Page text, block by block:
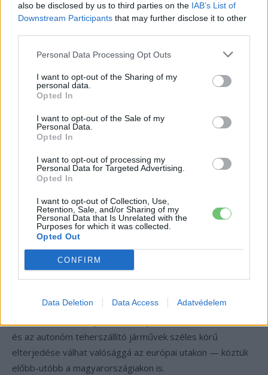
also be disclosed by us to third parties on the IAB’s List of
Downstream Participants that may further disclose it to other
Personal Data Processing Opt Outs
I want to opt-out of the Sharing of my
personal data.
Opted In
I want to opt-out of the Sale of my
Personal Data.
Opted In
I want to opt-out of processing my
Personal Data for Targeted Advertising.
Opted In
I want to opt-out of Collection, Use,
Retention, Sale, and/or Sharing of my
Personal Data that Is Unrelated with the
Purposes for which it was collected.
Opted Out
CONFIRM
Data Deletion Data Access Adatvédelem
összehangolt eljárásokra és az engedélyezések kölcsönös
elismerésére van szükség. Megfogalmazása szerint
hogy az autonóm vezetés területén különálló szabályozási
szigetek alakuljanak ki — épp ez a széttagoltság az, ami a
kontinenst hátrányba hozta az elmúlt években.
Verseny az Egyesült Államokkal és
Kínával
Mindezzel együtt a luxemburgi nyilatkozat reális esélyt ad
arra, hogy Európa végre felvegye a versenyt az Egyesült
Államokkal és Kínával az önvezető technológiák
fejlesztésében, ahol a robotaxi-szolgáltatások már nem a
jövő, hanem a jelen részei. A kérdés az, hogy egy jogilag
nem kötelező szándéknyilatkozat és egy szerény induló
keret elegendő lendületet ad-e a felzárkózáshoz, vagy a
valódi áttöréshez ennél jóval keményebb, kötelező erejű
mindenesetre hatalmas: ha a kezdeményezés beváltja a
és az autonóm teherszállító járművek széles körű
elterjedése válhat valósággá az európai utakon — köztük
előbb-utóbb a magyarországiakon is.